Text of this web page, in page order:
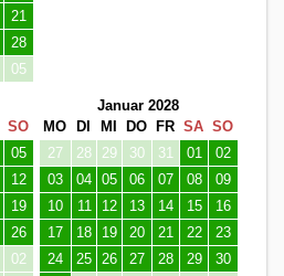
21
28
05
SO
05
12
19
26
02
Januar 2028
MO
DI MI DO FR SA SO
27
28 29 30 31 01
02
03
04 05 06 07 08
09
10
11 12 13 14 15
16
17
18 19 20 21 22
23
24
25 26 27 28 29
30